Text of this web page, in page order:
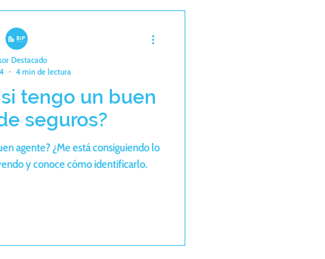
tengo un buen
seguros?
agente? ¿Me está consiguiendo lo
y conoce cómo identificarlo.
Destacado
4 min de lectura